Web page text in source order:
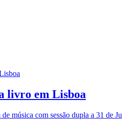
livro em Lisboa
música com sessão dupla a 31 de Ju